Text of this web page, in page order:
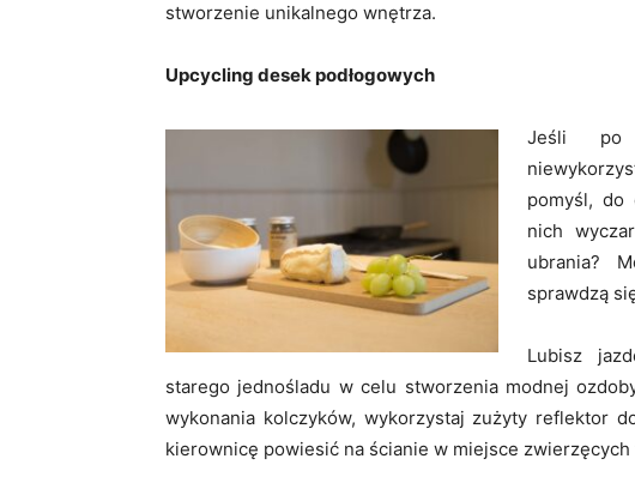
stworzenie unikalnego wnętrza.
Upcycling desek podłogowych
Jeśli po
pomyśl, do
nich
ubrania?
sprawdzą
Lubisz
starego jednośladu w celu stworzenia modnej
wykonania kolczyków, wykorzystaj zużyty reflektor
kierownicę powiesić na ścianie w miejsce